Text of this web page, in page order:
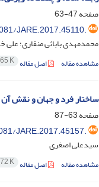
صفحه47-63
JARE.2017.45110.
محمدمهدی بابائی منقاری؛ علی
مشاهده مقاله اصل مقاله K
ساختار فرد و جهان و نقش آن
صفحه63-87
JARE.2017.45157.
سیدعلی اصغری
مشاهده مقاله اصل مقاله K